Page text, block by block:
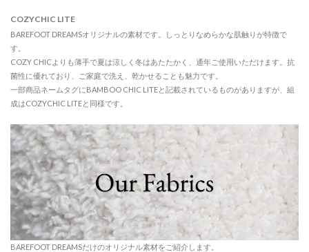
COZYCHIC LITE
BAREFOOT DREAMSオリジナルの素材です。しっとりなめらかな肌触りが特徴で
す。
COZY CHICよりも薄手で夏は涼しく冬はあたたかく、通年ご使用いただけます。抗
菌性に優れており、ご家庭で洗え、乾かせることも魅力です。
一部商品ネームタグにBAMBOO CHIC LITEと記載されているものがありますが、組
成はCOZYCHIC LITEと同様です。
BAREFOOT DREAMSだけのオリジナル素材をご紹介します。